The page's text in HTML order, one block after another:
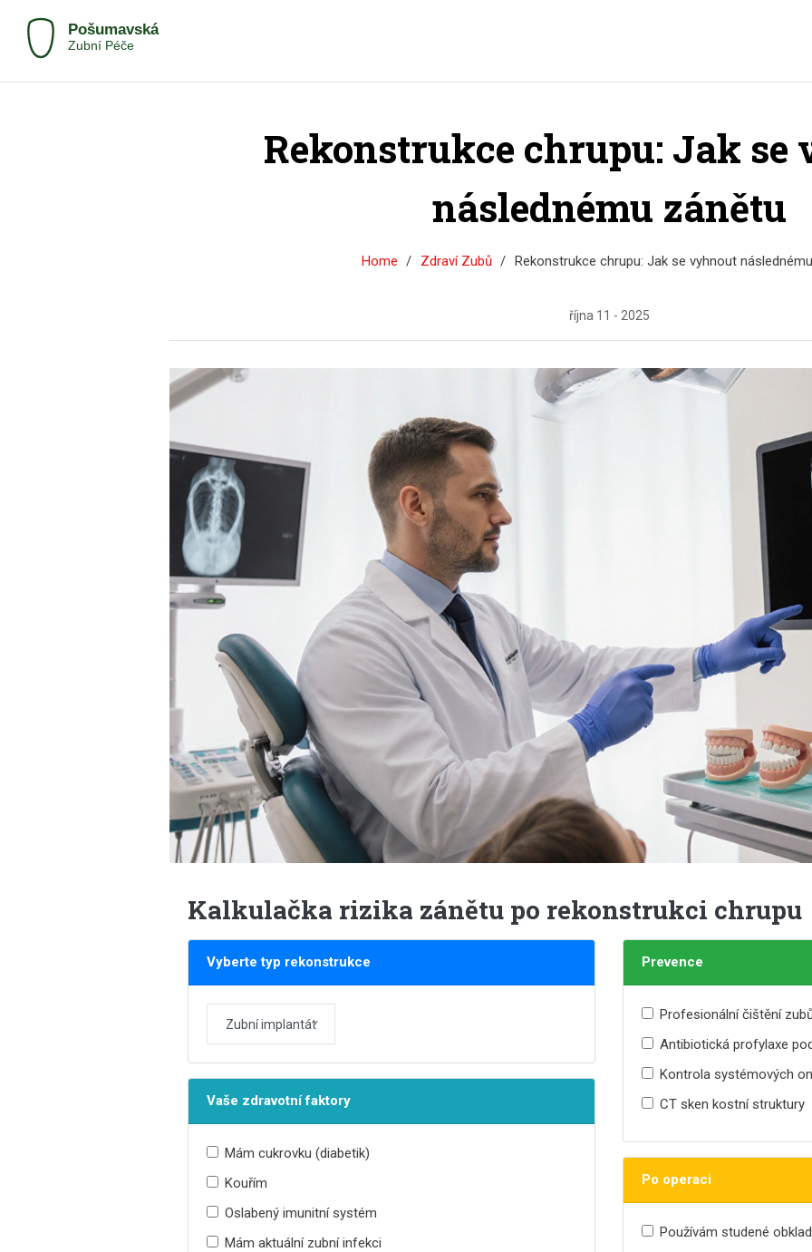
Rekonstrukce chrupu: Jak se
následnému zánětu
Home Zdraví Zubů Rekonstrukce chrupu: Jak se vyhnout
října 11 - 2025
Kalkulačka rizika zánětu po rekonstrukci chrupu
Vyberte typ rekonstrukce
Zubní implantát
Vaše zdravotní faktory
Mám cukrovku (diabetik)
Kouřím
Oslabený imunitní systém
Mám aktuální zubní infekci
Prevence
Profesionální čištění
Antibiotická profylaxe
Kontrola systémových
CT sken kostní struktury
Po operaci
Používám studené